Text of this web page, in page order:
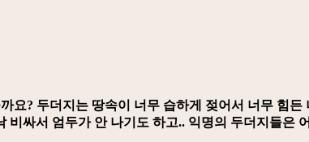
? 두더지는 땅속이 너무 습하게 젖어서 너무 힘
싸서 엄두가 안 나기도 하고.. 익명의 두더지들은